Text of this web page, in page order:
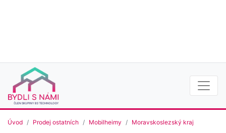
Úvod Prodej ostatních Mobilheimy Moravskoslezský kraj